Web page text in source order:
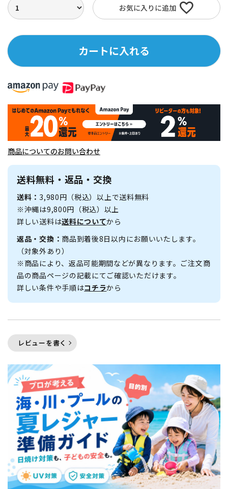
お気に入りに追加
カートに入れる
商品についてのお問い合わせ
送料無料・返品・交換
送料：3,980円（税込）以上で送料無料
※沖縄は9,800円（税込）以上
詳しい送料は送料についてから
返品・交換： 商品到着後8日以内にお願いいたします。
（対象外あり）
※商品により、返品可能期間などが異なります。ご注文商
品の商品ページの記載にてご確認いただけます。
詳しい条件や手順はコチラから
レビューを書く